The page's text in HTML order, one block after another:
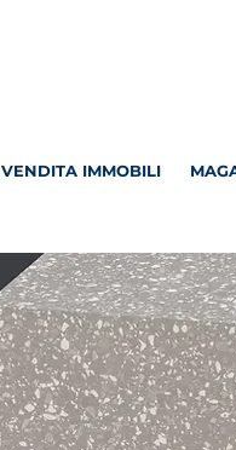
VENDITA IMMOBILI